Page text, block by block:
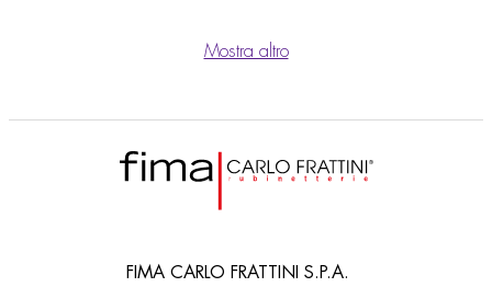
Mostra altro
FIMA CARLO FRATTINI S.P.A.